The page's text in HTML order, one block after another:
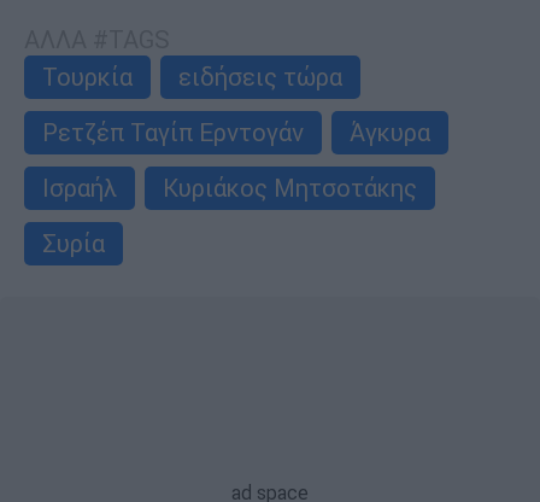
Τουρκία
ειδήσεις τώρα
Ρετζέπ Ταγίπ Ερντογάν
Άγκυρα
Ισραήλ
Κυριάκος Μητσοτάκης
Συρία